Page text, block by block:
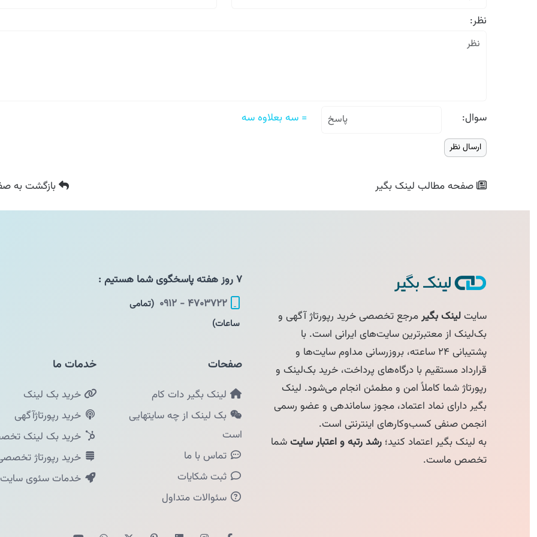
نظر:
سوال: = سه بعلاوه سه
صفحه مطالبلینک بگیر بازگشتبه
سایتلینک بگیرمرجع تخصصی خرید رپورتاژ آگهی و
بک‌لینک از معتبرترین سایت‌های ایرانی است. با
پشتیبانی ۲۴ ساعته، بروزرسانی مداوم سایت‌ها و
قرارداد مستقیم با درگاه‌های پرداخت، خرید بک‌لینک و
رپورتاژ شما کاملاً امن و مطمئن انجام می‌شود. لینک
بگیر دارای نماد اعتماد، مجوز ساماندهی و عضو رسمی
انجمن صنفی کسب‌وکارهای اینترنتی است.
به لینک بگیر اعتماد کنید؛رشد رتبه و اعتبار سایتشما
تخصص ماست.
۴۷۰۳۷۲۲ - ۰۹۱۲
(تمامی
ساعات)
صفحات
لینک بگیر دات کام
بک لینک از چه سایتهایی
است
تماس با ما
ثبت شکایات
سئوالات متداول
خدمات ما
خرید بک لینک
خرید رپورتاژآگهی
خرید بک لینک
خرید رپورتاژ تخصصی
خدمات سئوی سایت